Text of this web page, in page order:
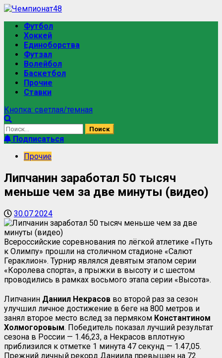
Футбол
Хоккей
Единоборства
Футзал
Волейбол
Баскетбол
Прочие
Ставки
Кнопка: светлая/темная
Подписаться
Прочие
Липчанин заработал 50 тысяч
меньше чем за две минуты (видео)
30.07.2024
Всероссийские соревнования по лёгкой атлетике «Путь
к Олимпу» прошли на столичном стадионе «Салют
Гераклион». Турнир являлся девятым этапом серии
«Королева спорта», а прыжки в высоту и с шестом
проводились в рамках восьмого этапа серии «Высота».
Липчанин Даниил Некрасов во второй раз за сезон
улучшил личное достижение в беге на 800 метров и
занял второе место вслед за пермяком Константином
Холмогоровым. Победитель показал лучший результат
сезона в России — 1.46,23, а Некрасов вплотную
приблизился к отметке 1 минута 47 секунд — 1.47,05.
Прежний личный рекорд Даниила превышен на 72